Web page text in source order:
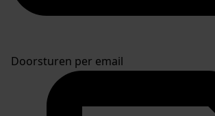
Doorsturen per email